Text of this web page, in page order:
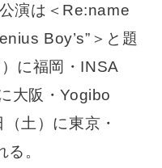
演は＜Re:name
Boy’s”＞と題
に福岡・INSA
大阪・Yogibo
土）に東京・
。